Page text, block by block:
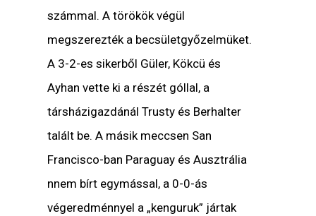
számmal. A törökök végül
megszerezték a becsületgyőzelmüket.
A 3-2-es sikerből Güler, Kökcü és
Ayhan vette ki a részét góllal, a
társházigazdánál Trusty és Berhalter
talált be. A másik meccsen San
Francisco-ban Paraguay és Ausztrália
nnem bírt egymással, a 0-0-ás
végeredménnyel a „kenguruk” jártak